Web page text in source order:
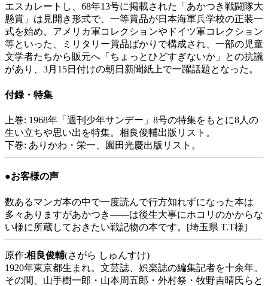
エスカレートし、68年13号に掲載された「あかつき戦闘隊大
懸賞」は見開き形式で、一等賞品が日本海軍兵学校の正装一
式を始め、アメリカ軍コレクションやドイツ軍コレクション
等といった、ミリタリー賞品ばかりで構成され、一部の児童
文学者たちから販元へ「ちょっとひどすぎないか」との抗議
があり、3月15日付けの朝日新聞紙上で一躍話題となった。
付録・特集
上巻: 1968年「週刊少年サンデー」8号の特集をもとに8人の
生い立ちや思い出を特集。相良俊輔出版リスト。
下巻: ありかわ・栄一、園田光慶出版リスト。
●お客様の声
数あるマンガ本の中で一度読んで行方知れずになった本は
多々ありますがあかつき――は後生大事にホコリのかからな
い様に所蔵しておきたい戦記物の本です。[埼玉県 T.T様]
原作:相良俊輔(さがら しゅんすけ)
1920年東京都生まれ。文芸誌、娯楽誌の編集記者を十余年。
その間、山手樹一郎・山本周五郎・外村祭・牧野吉晴氏らと